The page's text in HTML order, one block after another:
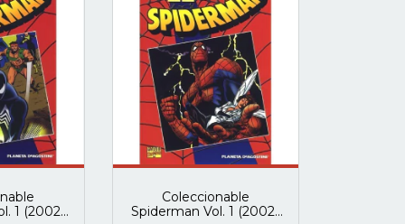
1 (2002-
Coleccionable
Spiderman Vol. 1 (2002-